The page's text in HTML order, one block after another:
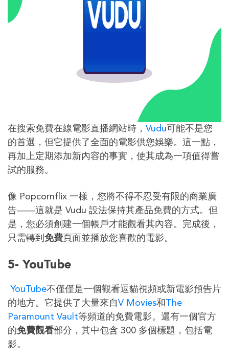
在搜索免費在線電影直播網站時， Vudu 可能不是您
的首選，但它提供了全面的電影供您娛樂。這一點，
再加上定期添加新內容的事實，使其成為一項值得嘗
試的服務。
像 Popcornflix 一樣，您將不得不忍受有限的商業廣
告——這就是 Vudu 設法保持其產品免費的方式。但
是，您必須創建一個帳戶才能觀看其內容。完成後，
只需轉到 免費頁面並播放您喜歡的電影。
5- YouTube
YouTube不僅僅是一個觀看逗貓視頻或新電影預告片
的地方。它提供了大量來自V Movies和 The
Paramount Vault等頻道的免費電影。還有一個官方
的免費觀看部分，其中包含 300 多個標題，包括電
影。